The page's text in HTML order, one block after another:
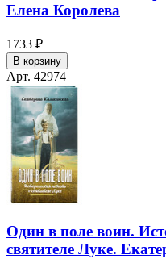
Елена Королева
1733 ₽
В корзину
Арт. 42974
Один в поле воин.
святителе Луке.